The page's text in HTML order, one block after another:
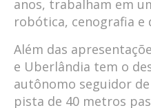
anos, trabalham em
robótica, cenografia e
Além das
e Uberlândia tem o
autônomo seguidor
pista de 40 metros